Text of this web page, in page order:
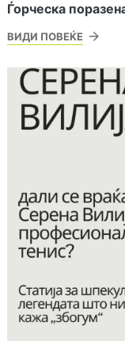
Ѓорческа
ВИДИ ПОВЕЌЕ